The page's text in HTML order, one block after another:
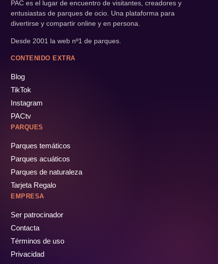
PAC es el lugar de encuentro de visitantes, creadores y
entusiastas de parques de ocio. Una plataforma para
divertirse y compartir online y en persona.
Desde 2001 la web nº1 de parques.
CONTENIDO EXTRA
Blog
TikTok
Instagram
PACtv
PARQUES
Parques temáticos
Parques acuáticos
Parques de naturaleza
Tarjeta Regalo
EMPRESA
Ser patrocinador
Contacta
Términos de uso
Privacidad